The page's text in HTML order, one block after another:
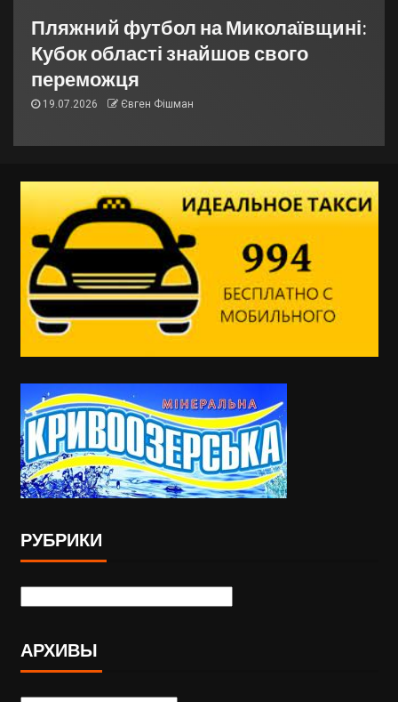
Пляжний футбол на Миколаївщині:
Кубок області знайшов свого
переможця
19.07.2026 Євген Фішман
РУБРИКИ
АРХИВЫ